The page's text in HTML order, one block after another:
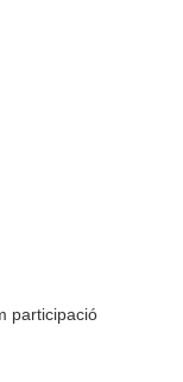
participació